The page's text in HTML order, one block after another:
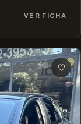
VER FICHA